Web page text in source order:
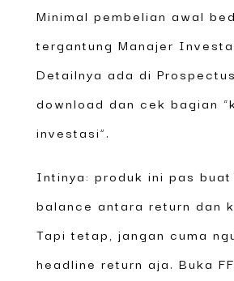
Minimal pembelian awal
tergantung Manajer
Detailnya ada di
download dan cek bagian
investasi”.
Intinya: produk ini pas buat
balance antara return dan
Tapi tetap, jangan cuma
headline return aja. Buka